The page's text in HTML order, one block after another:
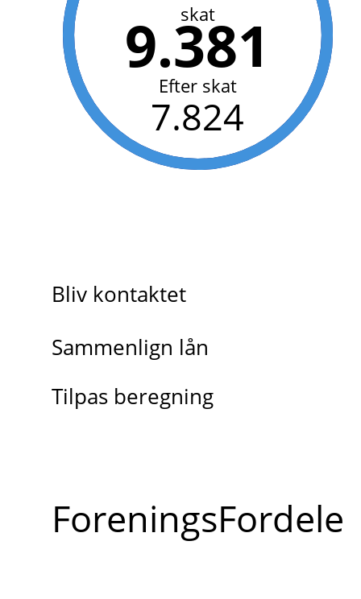
skat
9.381
Efter skat
7.824
Bliv kontaktet
Sammenlign lån
Tilpas beregning
ForeningsFordele